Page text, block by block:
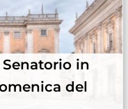
in
del